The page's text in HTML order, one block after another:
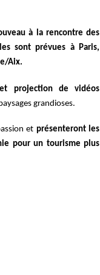
à la rencontre des
sont prévues à Paris,
Aix.
projection de vidéos
grandioses.
et présenteront les
pour un tourisme plus